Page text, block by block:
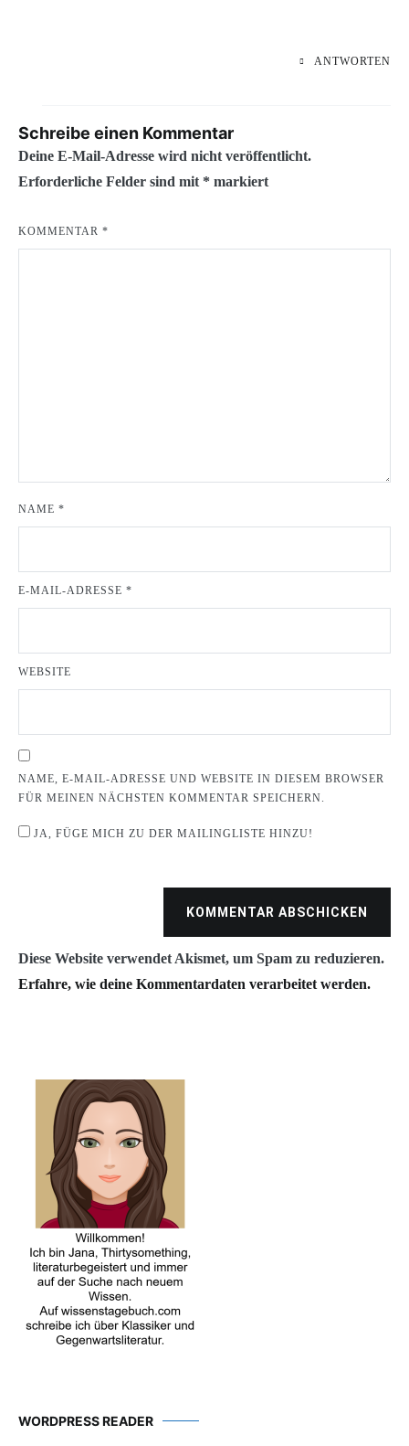
ANTWORTEN
Schreibe einen Kommentar
Deine E-Mail-Adresse wird nicht veröffentlicht.
Erforderliche Felder sind mit * markiert
KOMMENTAR *
NAME *
E-MAIL-ADRESSE *
WEBSITE
NAME, E-MAIL-ADRESSE UND WEBSITE IN DIESEM BROWSER
FÜR MEINEN NÄCHSTEN KOMMENTAR SPEICHERN.
JA, FÜGE MICH ZU DER MAILINGLISTE HINZU!
KOMMENTAR ABSCHICKEN
Diese Website verwendet Akismet, um Spam zu reduzieren.
Erfahre, wie deine Kommentardaten verarbeitet werden.
WORDPRESS READER